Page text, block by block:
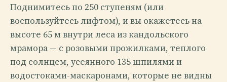
Поднимитесь по 250 ступеням (или
воспользуйтесь лифтом), и вы окажетесь на
высоте 65 м внутри леса из кандольского
мрамора — с розовыми прожилками, теплого
под солнцем, усеянного 135 шпилями и
водостоками-маскаронами, которые не видны